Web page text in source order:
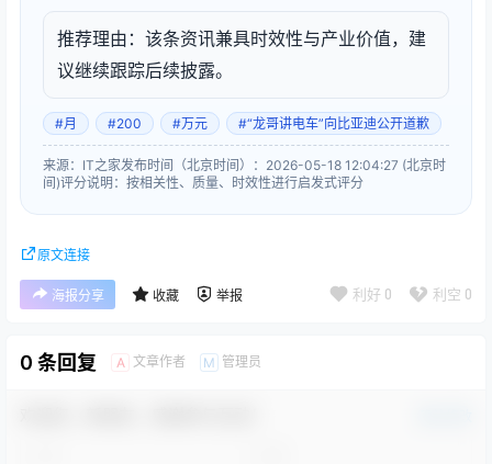
推荐理由：该条资讯兼具时效性与产业价值，建
议继续跟踪后续披露。
#月 #200 #万元 #“龙哥讲电车”向比亚迪公开道歉
来源：IT之家发布时间（北京时间）：2026-05-18 12:04:27 (北京时
间)评分说明：按相关性、质量、时效性进行启发式评分
原文连接
海报分享 收藏 举报 利好 0 利空 0
0 条回复 A 文章作者 M 管理员